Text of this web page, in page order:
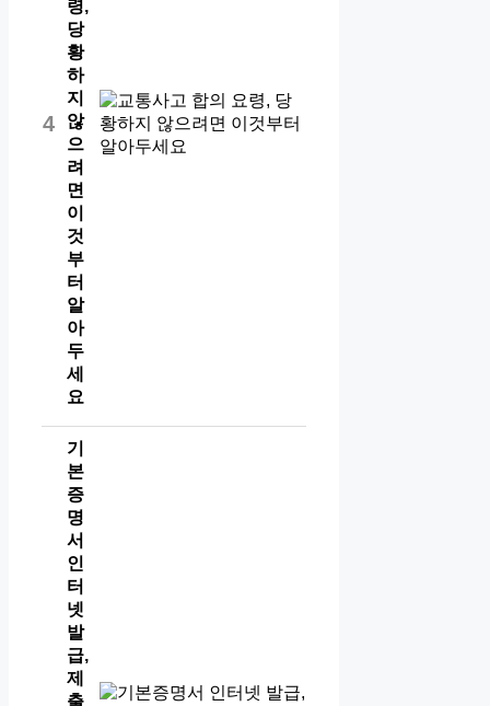
4
령,
당
황
하
지
않
으
려
면
이
것
부
터
알
아
두
세
요
기
본
증
명
서
인
터
넷
발
급,
제
출